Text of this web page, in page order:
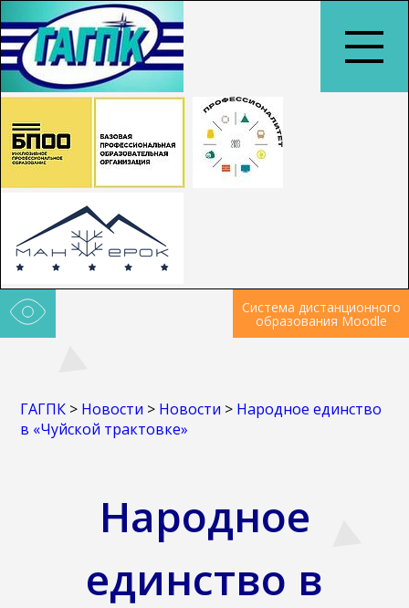
Система дистанционного
образования Moodle
ГАГПК > Новости > Новости > Народное единство
в «Чуйской трактовке»
Народное
единство в